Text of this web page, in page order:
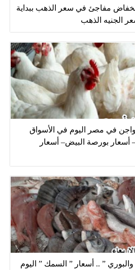
مفاجئ في سعر الذهب ببداية
الجنيه الذهب
في مصر اليوم في الأسواق
أسعار بورصة البيض– أسعار
” .. أسعار ” السمك ” اليوم